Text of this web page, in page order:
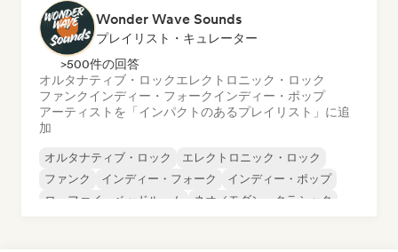
Wonder Wave Sounds
プレイリスト・キュレーター
>500件の回答
オルタナティブ・ロックエレクトロニック・ロック
ファンクインディー・フォークインディー・ポップ
アーティストを「インパクトのあるプレイリスト」に追
加
オルタナティブ・ロック
エレクトロニック・ロック
ファンク
インディー・フォーク
インディー・ポップ
ローファイ・ベッドルーム
ネオ／モダン・クラシック